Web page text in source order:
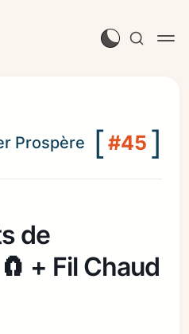
Prospère [#45 ]
de
+ Fil Chaud